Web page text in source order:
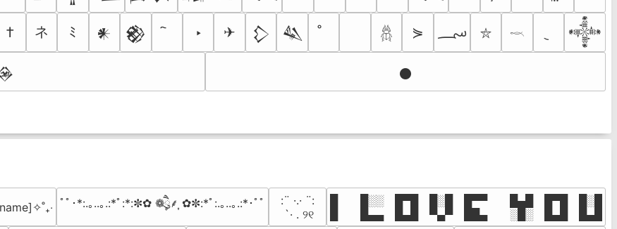
† ネ ﾐ 𒀭 𒆙 ‣ ✈ 𒁷 𒈑 𓆣 ⋟ ؄ ⛥ 𓎖 𒀱
𒊹
ﾟﾟ･*:.｡..｡.:*ﾟ:*:✼✿ ❁ཻུ۪۪⸙͎ ✿✼:*ﾟ:.｡..｡.:*･ﾟﾟ
⠀:¨ ·.· ¨:⠀
⠀ `· . ୨୧⠀
█  █░░ █▀█ █░█ █▀▀  █▄█ █▀█ █░█
█  █▄▄ █▄█ ▀▄▀ ██▄  ░█░ █▄█ █▄█